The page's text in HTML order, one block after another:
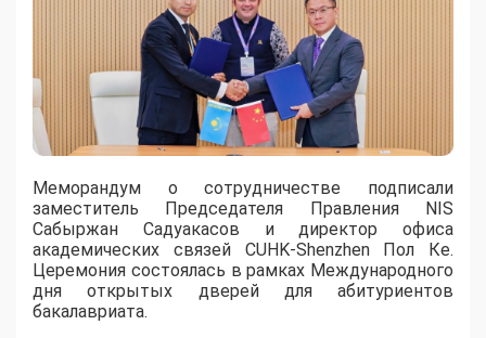
Меморандум о сотрудничестве подписали
заместитель Председателя Правления NIS
Сабыржан Садуакасов и директор офиса
академических связей CUHK-Shenzhen Пол Ке.
Церемония состоялась в рамках Международного
дня открытых дверей для абитуриентов
бакалавриата.